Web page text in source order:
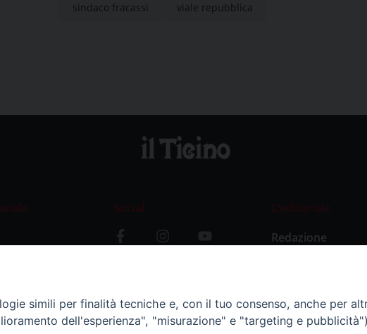
sindaco fracassi viale repubblica
Social
L’editoriale
Redazione
simili per finalità tecniche e, con il tuo consenso, anche per
dell'esperienza", "misurazione" e "targeting e